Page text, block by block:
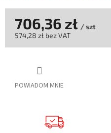
POWIADOM MNIE
706,36 zł / szt
574,28 zł bez VAT